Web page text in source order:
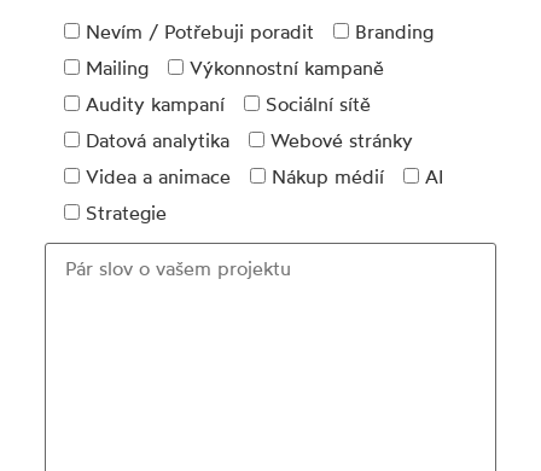
Nevím / Potřebuji poradit
Branding
Mailing
Výkonnostní kampaně
Audity kampaní
Sociální sítě
Datová analytika
Webové stránky
Videa a animace
Nákup médií
AI
Strategie